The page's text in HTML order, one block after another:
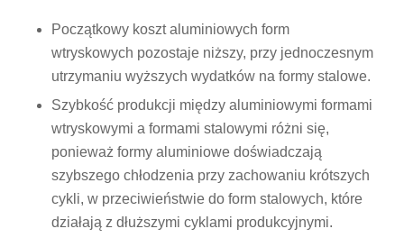
Początkowy koszt aluminiowych form
wtryskowych pozostaje niższy, przy jednoczesnym
utrzymaniu wyższych wydatków na formy stalowe.
Szybkość produkcji między aluminiowymi formami
wtryskowymi a formami stalowymi różni się,
ponieważ formy aluminiowe doświadczają
szybszego chłodzenia przy zachowaniu krótszych
cykli, w przeciwieństwie do form stalowych, które
działają z dłuższymi cyklami produkcyjnymi.